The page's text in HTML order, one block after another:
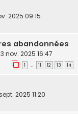
2025 09:15
abandonnées
nov. 2025 16:47
1 … 11 12 13 14
2025 11:20